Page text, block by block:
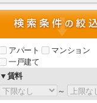
アパート
マンション
一戸建て
▼賃料
～